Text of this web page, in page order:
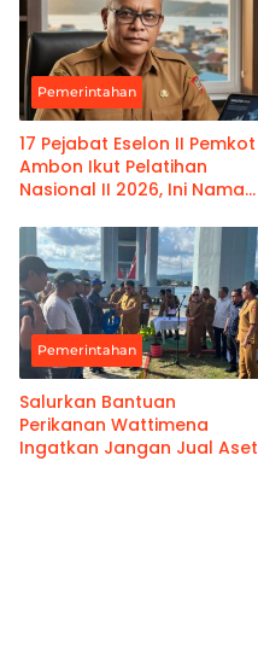
Pemerintahan
17 Pejabat Eselon II Pemkot
Ambon Ikut Pelatihan
Nasional II 2026, Ini Nama-
Pemerintahan
Salurkan Bantuan
Perikanan Wattimena
Ingatkan Jangan Jual Aset